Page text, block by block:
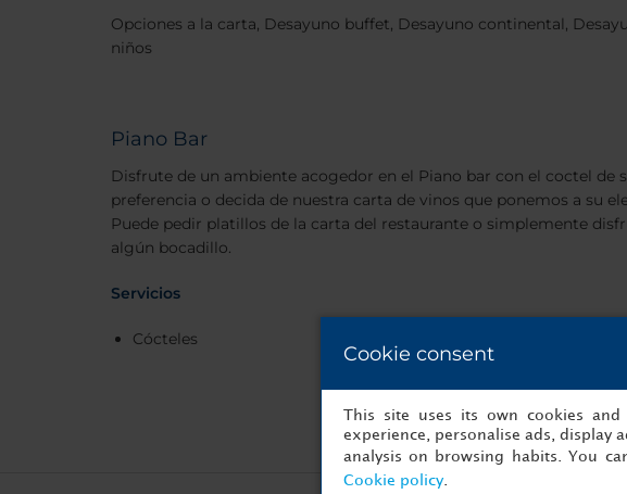
Opciones a la carta, Desayuno buffet, Desayuno continental,
niños
Piano Bar
Disfrute de un ambiente acogedor en el Piano bar con el coctel de
preferencia o decida de nuestra carta de vinos que ponemos a su
Puede pedir platillos de la carta del restaurante o simplemente
algún bocadillo.
Servicios
Cócteles
Cookie consent
This site uses its own cookies
experience, personalise ads, display
analysis on browsing habits. You
Cookie policy.